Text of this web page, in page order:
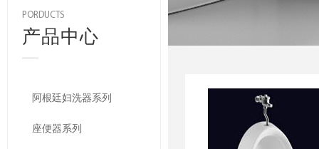
PORDUCTS
产品中心
阿根廷妇洗器系列
座便器系列